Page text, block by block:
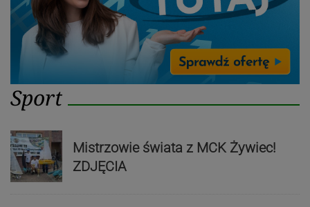
Sport
Mistrzowie świata z MCK Żywiec!
ZDJĘCIA